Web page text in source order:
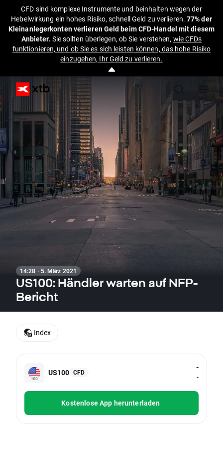
CFD sind komplexe Instrumente und beinhalten wegen der
Hebelwirkung ein hohes Risiko, schnell Geld zu verlieren.77% der
Kleinanlegerkonten verlieren Geld beim CFD-Handel mit diesem
Anbieter. Sie sollten überlegen, ob Sie verstehen, wie CFDs
funktionieren, und ob Sie es sich leisten können, das hohe Risiko
einzugehen, Ihr Geld zu verlieren.
14:28 · 5. März 2021
US100: Händler warten auf NFP-
Bericht
US100 CFD
-
-
Kostenlose App herunterladen
Index